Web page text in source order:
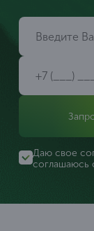
Даю свое
соглашаюсь